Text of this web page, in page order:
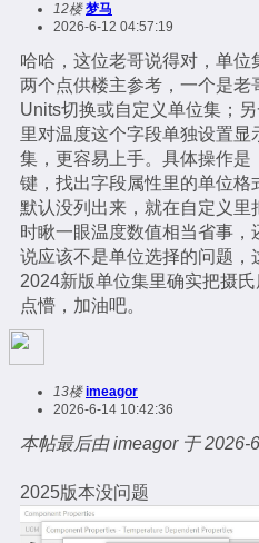
12楼 梦马
2026-6-12 04:57:19
哈哈，这位老哥说得对，单
两个点供楼主参考，一个是老
Units切换或自定义单位集；
里对温度这个字段单独设置
集，更容易上手。具体操作
键，找出字段属性里的单位
默认没列出来，就在自定义
时瞅一眼温度数值相当省事
说应该不是单位选择的问题，
2024新版单位集里确实把摄
点懵，加油吧。
13楼 imeagor
2026-6-14 10:42:36
本帖最后由 imeagor 于 2026-
2025版本没问题